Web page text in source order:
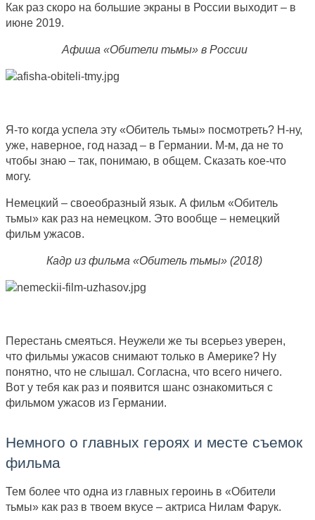
Как раз скоро на большие экраны в России выходит – в
июне 2019.
Афиша «Обители тьмы» в России
Я-то когда успела эту «Обитель тьмы» посмотреть? Н-ну,
уже, наверное, год назад – в Германии. М-м, да не то
чтобы знаю – так, понимаю, в общем. Сказать кое-что
могу.
Немецкий – своеобразный язык. А фильм «Обитель
тьмы» как раз на немецком. Это вообще – немецкий
фильм ужасов.
Кадр из фильма «Обитель тьмы» (2018)
Перестань смеяться. Неужели же ты всерьез уверен,
что фильмы ужасов снимают только в Америке? Ну
понятно, что не слышал. Согласна, что всего ничего.
Вот у тебя как раз и появится шанс ознакомиться с
фильмом ужасов из Германии.
Немного о главных героях и месте съемок
фильма
Тем более что одна из главных героинь в «Обители
тьмы» как раз в твоем вкусе – актриса Нилам Фарук.